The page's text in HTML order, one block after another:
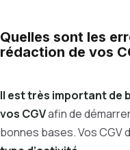
Quelles sont les
rédaction de vos
Il est très important de
vos CGVafin de
bonnes bases. Vos CGV